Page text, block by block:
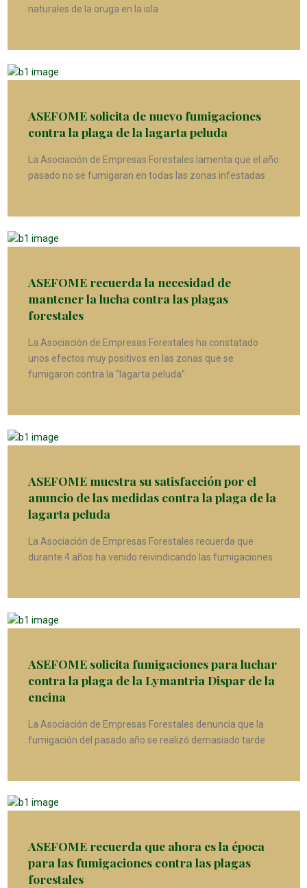
naturales de la oruga en la isla
ASEFOME solicita de nuevo fumigaciones
contra la plaga de la lagarta peluda
La Asociación de Empresas Forestales lamenta que el año
pasado no se fumigaran en todas las zonas infestadas
ASEFOME recuerda la necesidad de
mantener la lucha contra las plagas
forestales
La Asociación de Empresas Forestales ha constatado
unos efectos muy positivos en las zonas que se
fumigaron contra la “lagarta peluda”
ASEFOME muestra su satisfacción por el
anuncio de las medidas contra la plaga de la
lagarta peluda
La Asociación de Empresas Forestales recuerda que
durante 4 años ha venido reivindicando las fumigaciones
ASEFOME solicita fumigaciones para luchar
contra la plaga de la Lymantria Dispar de la
encina
La Asociación de Empresas Forestales denuncia que la
fumigación del pasado año se realizó demasiado tarde
ASEFOME recuerda que ahora es la época
para las fumigaciones contra las plagas
forestales